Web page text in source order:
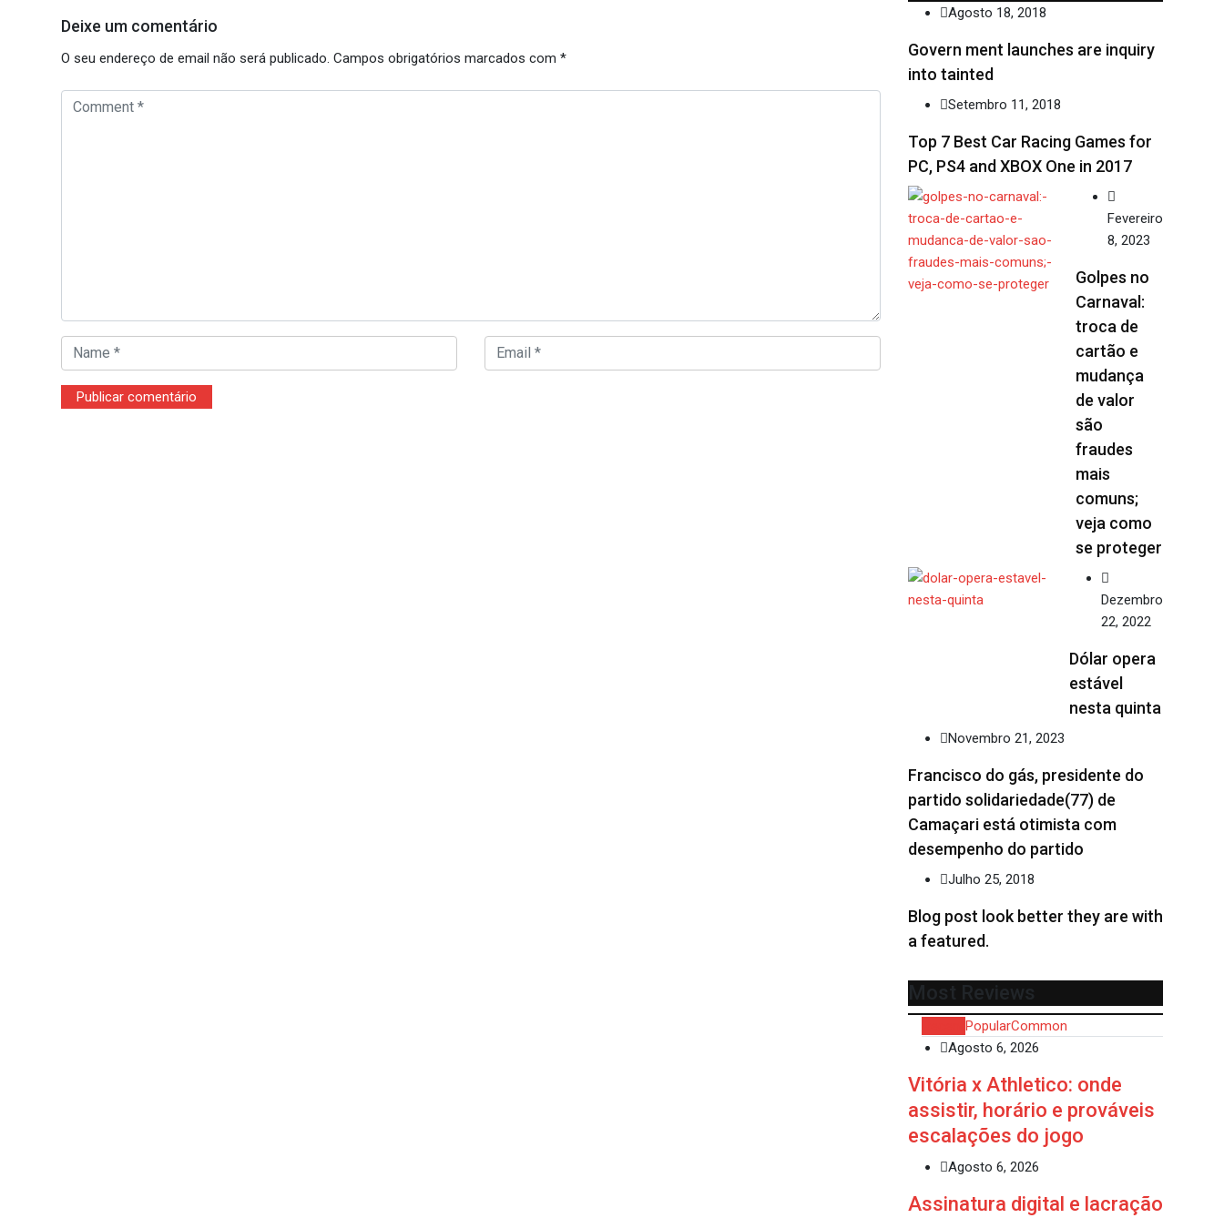
Deixe um comentário
O seu endereço de email não será publicado. Campos obrigatórios marcados com *
Agosto 18, 2018
Govern ment launches are inquiry
into tainted
Setembro 11, 2018
Top 7 Best Car Racing Games for
PC, PS4 and XBOX One in 2017
Fevereiro
8, 2023
Golpes no
Carnaval:
troca de
cartão e
mudança
de valor
são
fraudes
mais
comuns;
veja como
se proteger
Dezembro
22, 2022
Dólar opera
estável
nesta quinta
Novembro 21, 2023
Francisco do gás, presidente do
partido solidariedade(77) de
Camaçari está otimista com
desempenho do partido
Julho 25, 2018
Blog post look better they are with
a featured.
Most Reviews
PopularCommon
Agosto 6, 2026
Vitória x Athletico: onde
assistir, horário e prováveis
escalações do jogo
Agosto 6, 2026
Assinatura digital e lacração